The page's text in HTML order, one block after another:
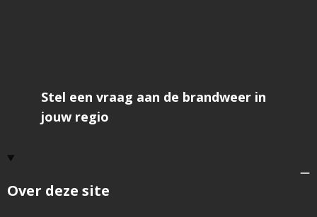
Over deze site
Stel een vraag aan de brandweer in
jouw regio